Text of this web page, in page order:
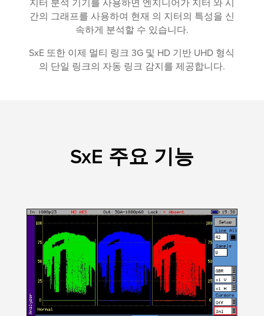
지터 분석 기기를 사용하면 엔지니어가 지터 와 시
간의 그래프를 사용하여 현재 의 지터의 특성을 신
속하게 분석할 수 있습니다.
SxE 또한 이제 멀티 링크 3G 및 HD 기반 UHD 형식
의 단일 링크의 자동 링크 감지를 제공합니다.
SxE 주요 기능